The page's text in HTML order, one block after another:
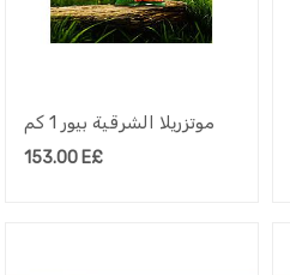
موتزريلا الشرقية بيور 1 كم
153.00 E£